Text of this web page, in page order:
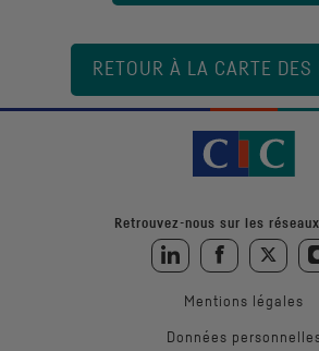
RETOUR À LA CARTE DES
Retrouvez-nous sur les
Retrouvez-nous sur
Retrouvez-nous
Mentions légales
Données